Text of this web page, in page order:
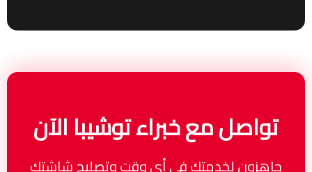
تواصل مع خبراء توشيبا الآن
جاهزون لخدمتك في أي وقت وتصليح شاشتك